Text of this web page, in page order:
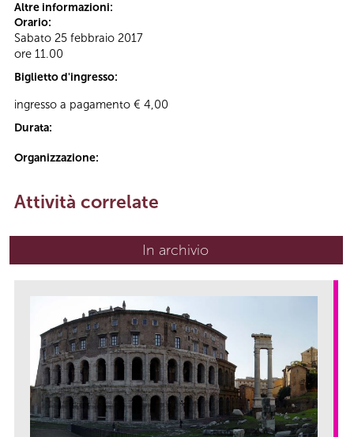
Altre informazioni:
Orario:
Sabato 25 febbraio 2017
ore 11.00
Biglietto d'ingresso:
ingresso a pagamento € 4,00
Durata:
Organizzazione:
Attività correlate
In archivio